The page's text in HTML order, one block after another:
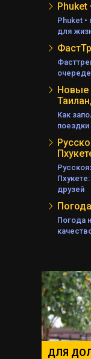
Phuket
Phuket
для
Новые
Как
поездки
друзей
Погода
ДЛЯ